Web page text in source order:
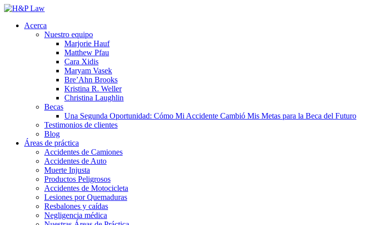
Acerca
Nuestro equipo
Marjorie Hauf
Matthew Pfau
Cara Xidis
Maryam Vasek
Bre’Ahn Brooks
Kristina R. Weller
Christina Laughlin
Becas
Una Segunda Oportunidad: Cómo Mi Accidente Cambió Mis Metas para la Beca del Futuro
Testimonios de clientes
Blog
Áreas de práctica
Accidentes de Camiones
Accidentes de Auto
Muerte Injusta
Productos Peligrosos
Accidentes de Motocicleta
Lesiones por Quemaduras
Resbalones y caídas
Negligencia médica